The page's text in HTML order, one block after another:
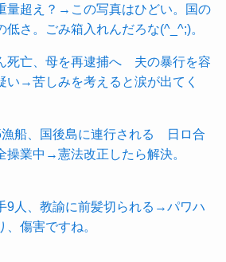
量超え？→この写真はひどい。国の
低さ。ごみ箱入れんだろな(^_^;)。
死亡、母を再逮捕へ 夫の暴行を容
い→苦しみを考えると涙が出てく
船、国後島に連行される 日ロ合
操業中→憲法改正したら解決。
9人、教諭に前髪切られる→パワハ
、傷害ですね。